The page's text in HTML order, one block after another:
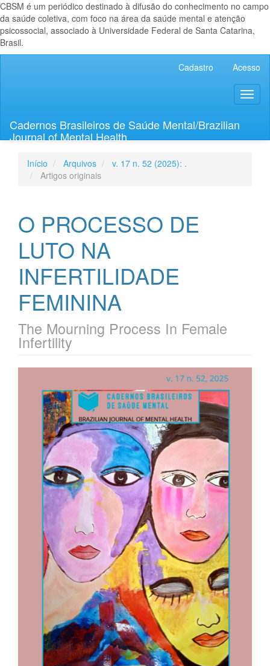
CBSM é um periódico destinado à difusão do conhecimento no campo
da saúde coletiva, com foco na área da saúde mental e atenção
psicossocial, associado à Universidade Federal de Santa Catarina,
Brasil.
Lateral
Cadastro Acesso
Cadernos Brasileiros de Saúde Mental/Brazilian
Journal of Mental Health
Início Arquivos
v. 17 n. 52 (2025): .
Artigos originais
O PROCESSO DE
LUTO NA
INFERTILIDADE
FEMININA
The Mourning Process In Female
Infertility
lateral
artigos